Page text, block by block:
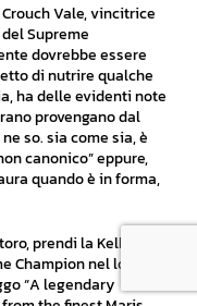
Vale, vincitrice
Supreme
dovrebbe essere
di nutrire qualche
ha delle evidenti note
provengano dal
so. sia come sia, è
canonico” eppure,
quando è in forma,
prendi la Kelham
Champion nel lontano
“A legendary